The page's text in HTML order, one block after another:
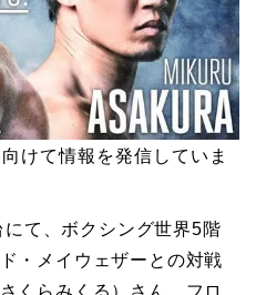
けて情報を発信していま
て、ボクシング世界5階
・メイウェザーとの対戦